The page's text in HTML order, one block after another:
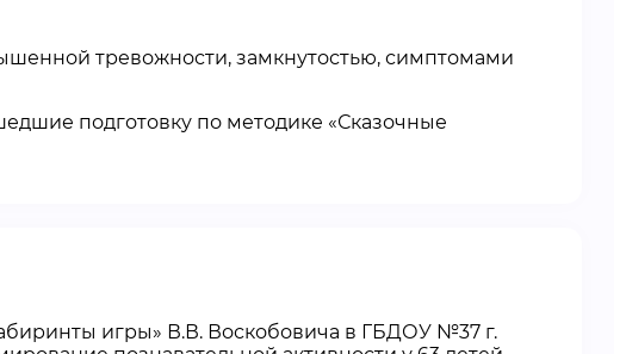
тревожности, замкнутостью, симптомами
подготовку по методике «Сказочные
игры» В.В. Воскобовича в ГБДОУ №37 г.